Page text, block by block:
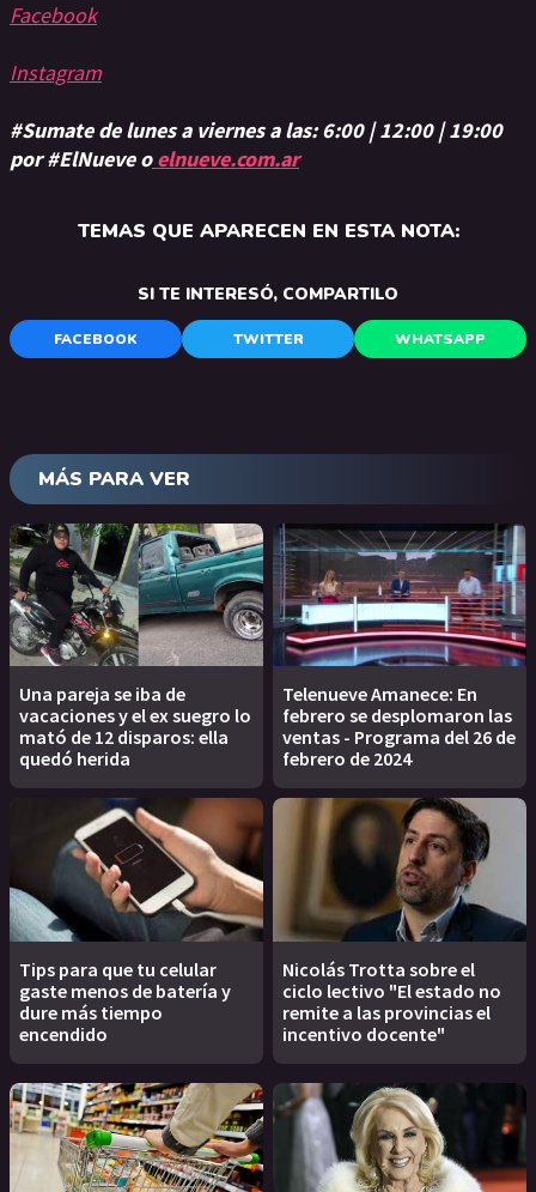
Facebook
Instagram
#Sumate de lunes a viernes a las: 6:00 | 12:00 | 19:00
por #ElNueve o elnueve.com.ar
TEMAS QUE APARECEN EN ESTA NOTA:
SI TE INTERESÓ, COMPARTILO
FACEBOOK TWITTER WHATSAPP
MÁS PARA VER
Una pareja se iba de
vacaciones y el ex suegro lo
mató de 12 disparos: ella
quedó herida
Telenueve Amanece: En
febrero se desplomaron las
ventas - Programa del 26 de
febrero de 2024
Tips para que tu celular
gaste menos de batería y
dure más tiempo
encendido
Nicolás Trotta sobre el
ciclo lectivo "El estado no
remite a las provincias el
incentivo docente"